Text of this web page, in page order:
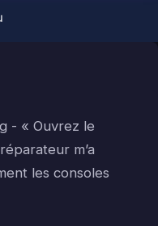
- « Ouvrez le
m’a
les consoles